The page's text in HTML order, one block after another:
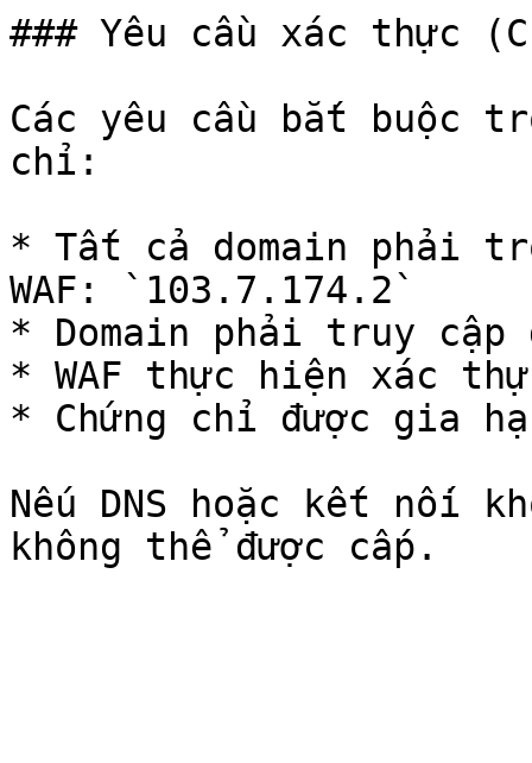
### Yêu cầu xác thực
Các yêu cầu bắt buộc
chỉ:
* Tất cả domain phải
WAF: `103.7.174.2`
* Domain phải truy
* WAF thực hiện xác
* Chứng chỉ được gia
Nếu DNS hoặc kết nối